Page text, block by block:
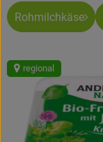
Themen
Ökokisten
Obst & Gemüse
Rohmilchkäse
regional